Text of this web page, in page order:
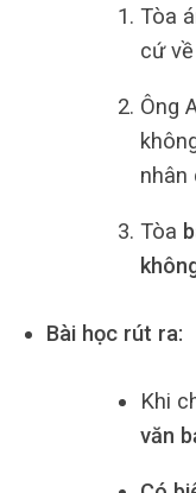
Tòa
cứ
Ông
nhân
Tòa
Bài học rút ra:
Khi
văn